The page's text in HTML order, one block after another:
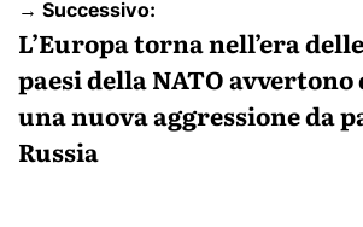
→ Successivo:
L’Europa torna nell’era
paesi della NATO
una nuova aggressione da
Russia